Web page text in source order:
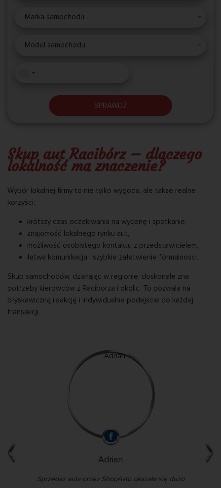
Marka samochodu
Model samochodu
SPRAWDŹ
Skup aut Racibórz – dlaczego
lokalność ma znaczenie?
Wybór lokalnej firmy to nie tylko wygoda, ale także realne
korzyści:
krótszy czas oczekiwania na wycenę i spotkanie,
znajomość lokalnego rynku aut,
możliwość osobistego kontaktu z przedstawicielem,
łatwa komunikacja i szybkie załatwienie formalności.
Skup samochodów, działając w regionie, doskonale zna
potrzeby kierowców z Raciborza i okolic. To pozwala na
błyskawiczną reakcję i indywidualne podejście do każdej
transakcji.
Adrian
Sprzedaż auta przez ShopAvto okazała się dużo